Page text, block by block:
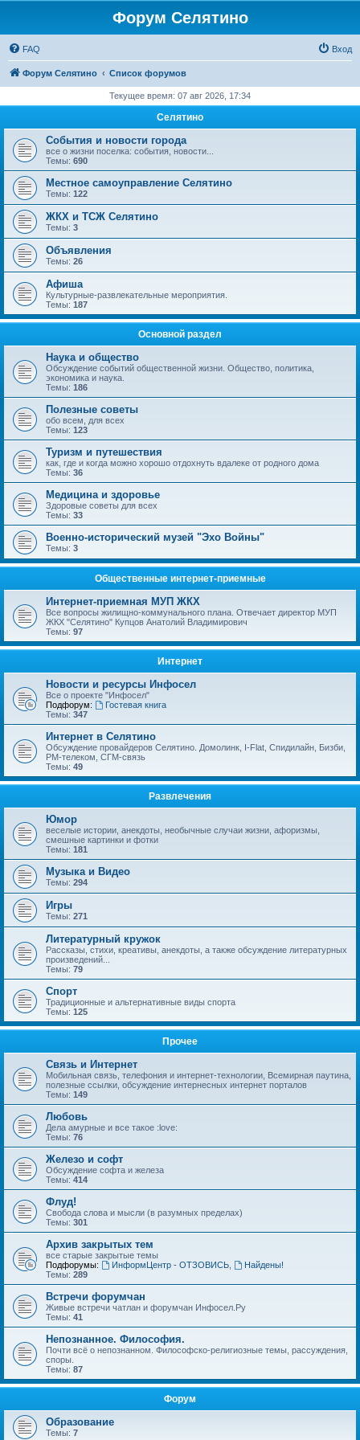
Форум Селятино
FAQ Вход
Форум Селятино Список форумов
Текущее время: 07 авг 2026, 17:34
Селятино
События и новости города
все о жизни поселка: события, новости...
Темы: 690
Местное самоуправление Селятино
Темы: 122
ЖКХ и ТСЖ Селятино
Темы: 3
Объявления
Темы: 26
Афиша
Культурные-развлекательные мероприятия.
Темы: 187
Основной раздел
Наука и общество
Обсуждение событий общественной жизни. Общество, политика,
экономика и наука.
Темы: 186
Полезные советы
обо всем, для всех
Темы: 123
Туризм и путешествия
как, где и когда можно хорошо отдохнуть вдалеке от родного дома
Темы: 36
Медицина и здоровье
Здоровые советы для всех
Темы: 33
Военно-исторический музей "Эхо Войны"
Темы: 3
Общественные интернет-приемные
Интернет-приемная МУП ЖКХ
Все вопросы жилищно-коммунального плана. Отвечает директор МУП
ЖКХ "Селятино" Купцов Анатолий Владимирович
Темы: 97
Интернет
Новости и ресурсы Инфосел
Все о проекте "Инфосел"
Подфорум:
Гостевая книга
Темы: 347
Интернет в Селятино
Обсуждение провайдеров Селятино. Домолинк, I-Flat, Спидилайн, Бизби,
РМ-телеком, СГМ-связь
Темы: 49
Развлечения
Юмор
веселые истории, анекдоты, необычные случаи жизни, афоризмы,
смешные картинки и фотки
Темы: 181
Музыка и Видео
Темы: 294
Игры
Темы: 271
Литературный кружок
Рассказы, стихи, креативы, анекдоты, а также обсуждение литературных
произведений...
Темы: 79
Спорт
Традиционные и альтернативные виды спорта
Темы: 125
Прочее
Связь и Интернет
Мобильная связь, телефония и интернет-технологии, Всемирная паутина,
полезные ссылки, обсуждение интернесных интернет порталов
Темы: 149
Любовь
Дела амурные и все такое :love:
Темы: 76
Железо и софт
Обсуждение софта и железа
Темы: 414
Флуд!
Свобода слова и мысли (в разумных пределах)
Темы: 301
Архив закрытых тем
все старые закрытые темы
Подфорумы:
ИнформЦентр - ОТЗОВИСЬ,
Найдены!
Темы: 289
Встречи форумчан
Живые встречи чатлан и форумчан Инфосел.Ру
Темы: 41
Непознанное. Философия.
Почти всё о непознанном. Философско-религиозные темы, рассуждения,
споры.
Темы: 87
Форум
Образование
Темы: 7